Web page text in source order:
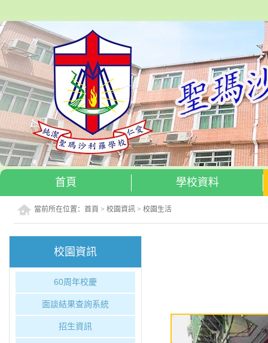
首頁 學校資料
當前所在位置：首頁 >校園資訊 >校園生活
校園資訊
60周年校慶
面談結果查詢系統
招生資訊